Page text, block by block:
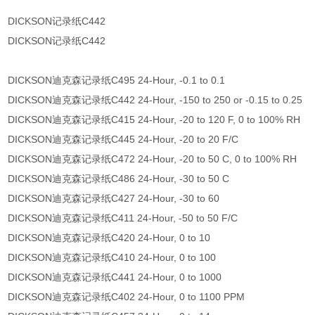
DICKSON记录纸C442
DICKSON记录纸C442
DICKSON迪克森记录纸C495 24-Hour, -0.1 to 0.1
DICKSON迪克森记录纸C442 24-Hour, -150 to 250 or -0.15 to 0.25
DICKSON迪克森记录纸C415 24-Hour, -20 to 120 F, 0 to 100% RH
DICKSON迪克森记录纸C445 24-Hour, -20 to 20 F/C
DICKSON迪克森记录纸C472 24-Hour, -20 to 50 C, 0 to 100% RH
DICKSON迪克森记录纸C486 24-Hour, -30 to 50 C
DICKSON迪克森记录纸C427 24-Hour, -30 to 60
DICKSON迪克森记录纸C411 24-Hour, -50 to 50 F/C
DICKSON迪克森记录纸C420 24-Hour, 0 to 10
DICKSON迪克森记录纸C410 24-Hour, 0 to 100
DICKSON迪克森记录纸C441 24-Hour, 0 to 1000
DICKSON迪克森记录纸C402 24-Hour, 0 to 1100 PPM